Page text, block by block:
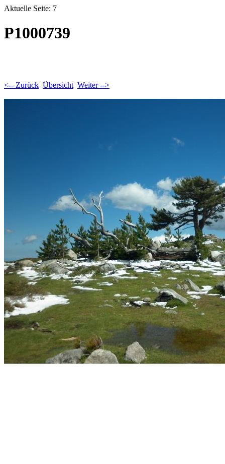
Aktuelle Seite: 7
P1000739
<-- Zurück Übersicht Weiter -->